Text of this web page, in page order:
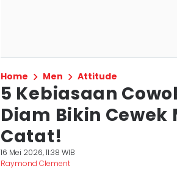
Home Men Attitude
5 Kebiasaan
Diam Bikin Cewek
Catat!
16 Mei 2026, 11:38 WIB
Raymond Clement